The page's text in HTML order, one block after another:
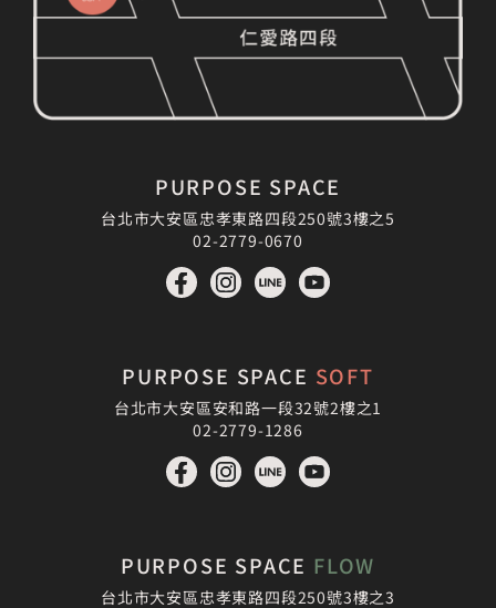
PURPOSE SPACE
台北市大安區忠孝東路四段250號3樓之5
02-2779-0670
PURPOSE SPACE SOFT
台北市大安區安和路一段32號2樓之1
02-2779-1286
PURPOSE SPACE FLOW
台北市大安區忠孝東路四段250號3樓之3